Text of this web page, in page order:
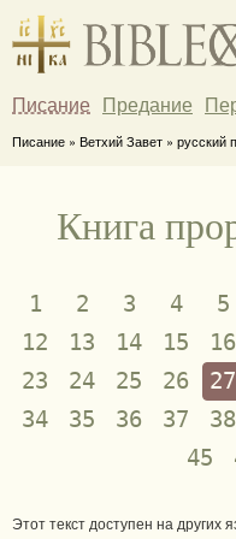
Писание Предание
Писание » Ветхий Завет » русский
Книга
1 2 3 4 5
12
13 14 15 16
23
24 25 26 27
34
35 36 37 38
45
Этот текст доступен на других